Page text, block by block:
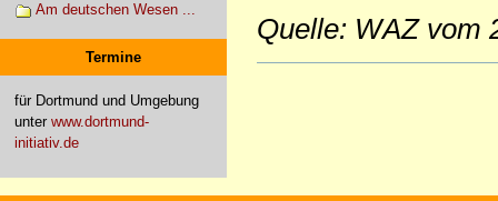
Am deutschen Wesen ...
Termine
für Dortmund und Umgebung
unter www.dortmund-
initiativ.de
Quelle: WAZ vom